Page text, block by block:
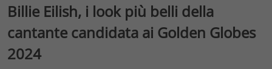
Billie Eilish, i look più belli della
cantante candidata ai Golden Globes
2024